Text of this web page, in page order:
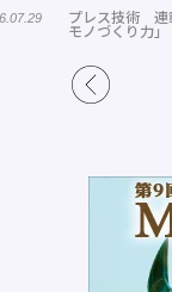
プレス技術 連
モノづくり力」